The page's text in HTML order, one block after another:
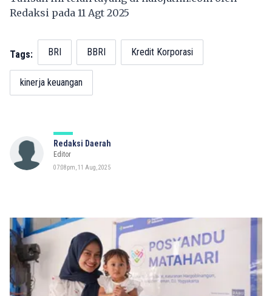
Redaksi pada 11 Agt 2025
Tags: BRI BBRI Kredit Korporasi
kinerja keuangan
Redaksi Daerah
Editor
07:08pm, 11 Aug, 2025